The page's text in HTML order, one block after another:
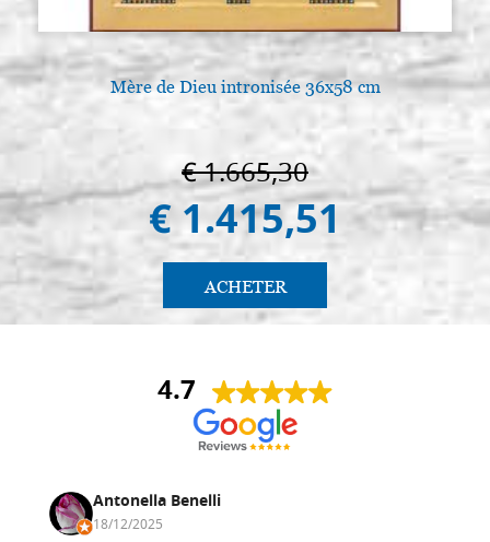
Mère de Dieu intronisée 36x58 cm
€ 1.665,30
€ 1.415,51
ACHETER
4.7
Antonella Benelli
18/12/2025